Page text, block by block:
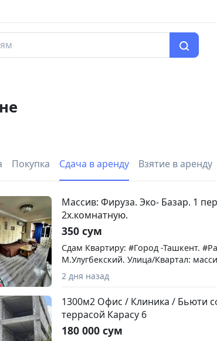
Покупка Сдача в аренду Взятие в аренду
Массив: Фируза. Эко- Базар. 1
2х.комнатную.
350 сум
Сдам Квартиру: #Город -Ташкент.
М.Улугбекский. Улица/Квартал:
Ориентир: Институт Гинекологии.
2х.комнатную. Этаж – 1. Этажность
Описание – Мебель,
Состояние: Ремонт. Цена – 350 у.е.
2 дня назад
1300м2 Офис / Клиника / Бьюти
террасой Карасу 6
180 000 сум